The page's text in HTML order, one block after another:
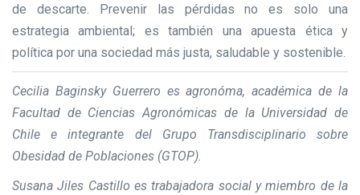
de descarte. Prevenir las pérdidas no es solo una
estrategia ambiental; es también una apuesta ética y
política por una sociedad más justa, saludable y sostenible.
Cecilia Baginsky Guerrero es agronóma, académica de la
Facultad de Ciencias Agronómicas de la Universidad de
Chile e integrante del Grupo Transdisciplinario sobre
Obesidad de Poblaciones (GTOP).
Susana Jiles Castillo es trabajadora social y miembro de la